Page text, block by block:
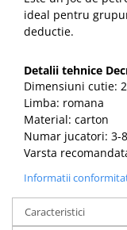
ideal pentru
deductie.
Detalii tehnice
Dimensiuni cutie:
Limba: romana
Material: carton
Numar jucatori: 3-8
Varsta
Informatii
Caracteristici